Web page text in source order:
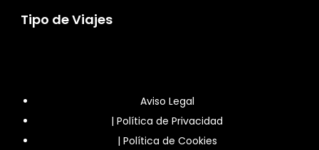
Tipo de Viajes
Aviso Legal
| Política de Privacidad
| Política de Cookies